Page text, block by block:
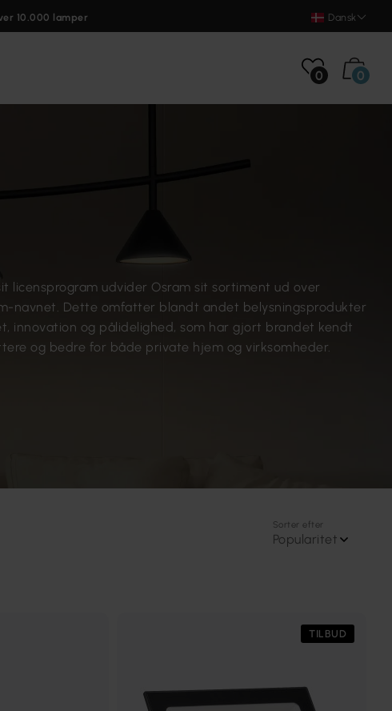
10.000 lamper Dansk
0 0
licensprogram udvider Osram sit sortiment ud over
navnet. Dette omfatter blandt andet belysningsprodukter
innovation og pålidelighed, som har gjort brandet kendt
og bedre for både private hjem og virksomheder.
Sorter efter
Popularitet
TILBUD